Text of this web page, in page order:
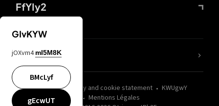
FfYIy2
wZQPfd Privacy and cookie statement
KWUgwY
Mentions Légales
nLC6tu
GIvKYW
jOXvm4 mI5M8K
BMcLyf
gEcwUT